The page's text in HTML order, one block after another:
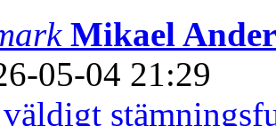
Mikael
05-04 21:29